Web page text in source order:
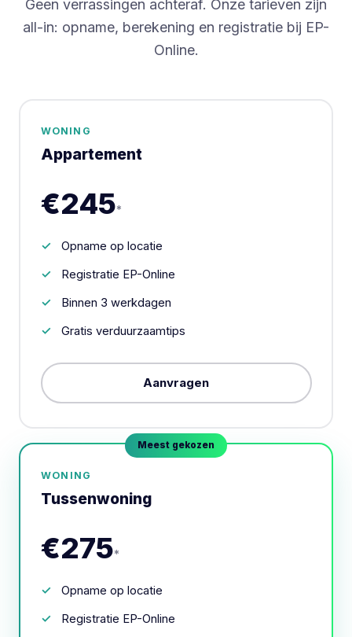
Geen verrassingen achteraf. Onze tarieven zijn
all-in: opname, berekening en registratie bij EP-
Online.
WONING
Appartement
€245*
Opname op locatie
Registratie EP-Online
Binnen 3 werkdagen
Gratis verduurzaamtips
Aanvragen
Meest gekozen
WONING
Tussenwoning
€275*
Opname op locatie
Registratie EP-Online